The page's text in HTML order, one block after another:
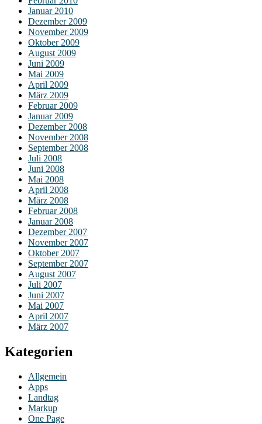
Januar 2010
Dezember 2009
November 2009
Oktober 2009
August 2009
Juni 2009
Mai 2009
April 2009
März 2009
Februar 2009
Januar 2009
Dezember 2008
November 2008
September 2008
Juli 2008
Juni 2008
Mai 2008
April 2008
März 2008
Februar 2008
Januar 2008
Dezember 2007
November 2007
Oktober 2007
September 2007
August 2007
Juli 2007
Juni 2007
Mai 2007
April 2007
März 2007
Kategorien
Allgemein
Apps
Landtag
Markup
One Page